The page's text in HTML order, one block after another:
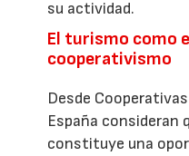
su actividad.
El turismo como
cooperativismo
Desde
España consideran
constituye una